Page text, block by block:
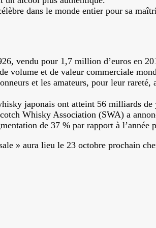
dans le monde entier pour sa
vendu pour 1,7 million d’euros en
volume et de valeur commerciale
et les amateurs, pour leur rareté,
japonais ont atteint 56 milliards
Whisky Association (SWA) a
de 37 % par rapport à l’année
» aura lieu le 23 octobre prochain